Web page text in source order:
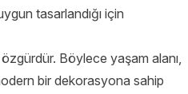
tasarlandığı için
Böylece yaşam alanı,
bir dekorasyona sahip